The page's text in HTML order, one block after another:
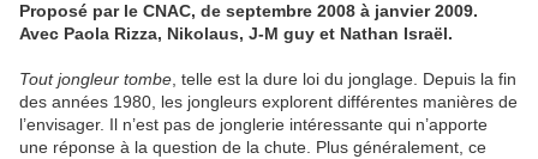
Proposé par le CNAC, de septembre 2008 à janvier 2009.
Avec Paola Rizza, Nikolaus, J-M guy et Nathan Israël.
Tout jongleur tombe , telle est la dure loi du jonglage. Depuis la fin
des années 1980, les jongleurs explorent différentes manières de
l’envisager. Il n’est pas de jonglerie intéressante qui n’apporte
une réponse à la question de la chute. Plus généralement, ce